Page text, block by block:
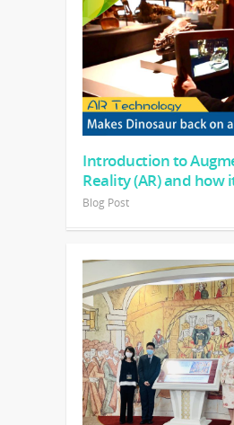
Introduction to
Reality (AR) and how
Blog Post